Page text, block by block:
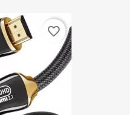
favorite_border